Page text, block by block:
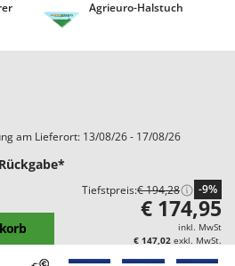
und Oliven
Agrieuro-Halstuch
am Lieferort: 13/08/26 - 17/08/26
Tiefstpreis:€ 194,28 -9%
€ 174,95
inkl. MwSt
€ 147,02 exkl. MwSt.